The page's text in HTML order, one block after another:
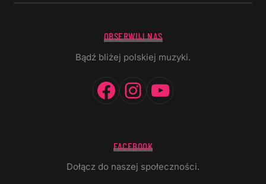
OBSERWUJ NAS
Bądź bliżej polskiej muzyki.
Facebook
Instagram
FACEBOOK
Dołącz do naszej społeczności.